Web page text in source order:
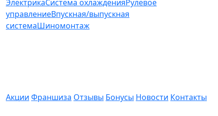
ЭлектрикаСистема охлажденияРулевое
управлениеВпускная/выпускная
системаШиномонтаж
Акции Франшиза Отзывы Бонусы Новости Контакты